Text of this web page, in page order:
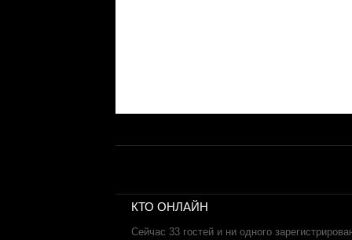
КТО ОНЛАЙН
Сейчас 33 гостей и ни одного